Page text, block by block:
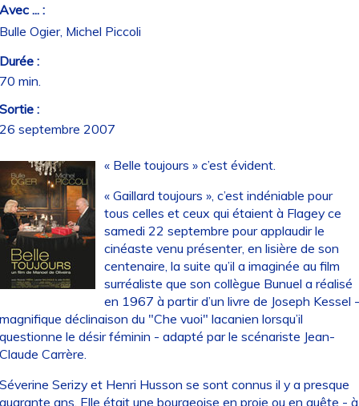
... :
Ogier, Michel Piccoli
:
min.
:
septembre 2007
« Belle toujours » c’est évident.
« Gaillard toujours », c’est indéniable pour
tous celles et ceux qui étaient à Flagey ce
samedi 22 septembre pour applaudir le
cinéaste venu présenter, en lisière de son
centenaire, la suite qu’il a imaginée au film
surréaliste que son collègue Bunuel a réalisé
en 1967 à partir d’un livre de Joseph Kessel
déclinaison du "Che vuoi" lacanien lorsqu’il
le désir féminin - adapté par le scénariste Jean-
Carrère.
Serizy et Henri Husson se sont connus il y a presque
ans. Elle était une bourgeoise en proie ou en quête - à